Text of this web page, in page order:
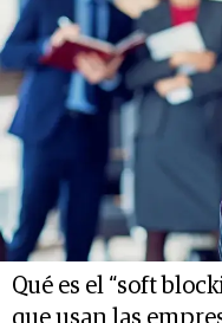
Qué es el “soft
que usan las